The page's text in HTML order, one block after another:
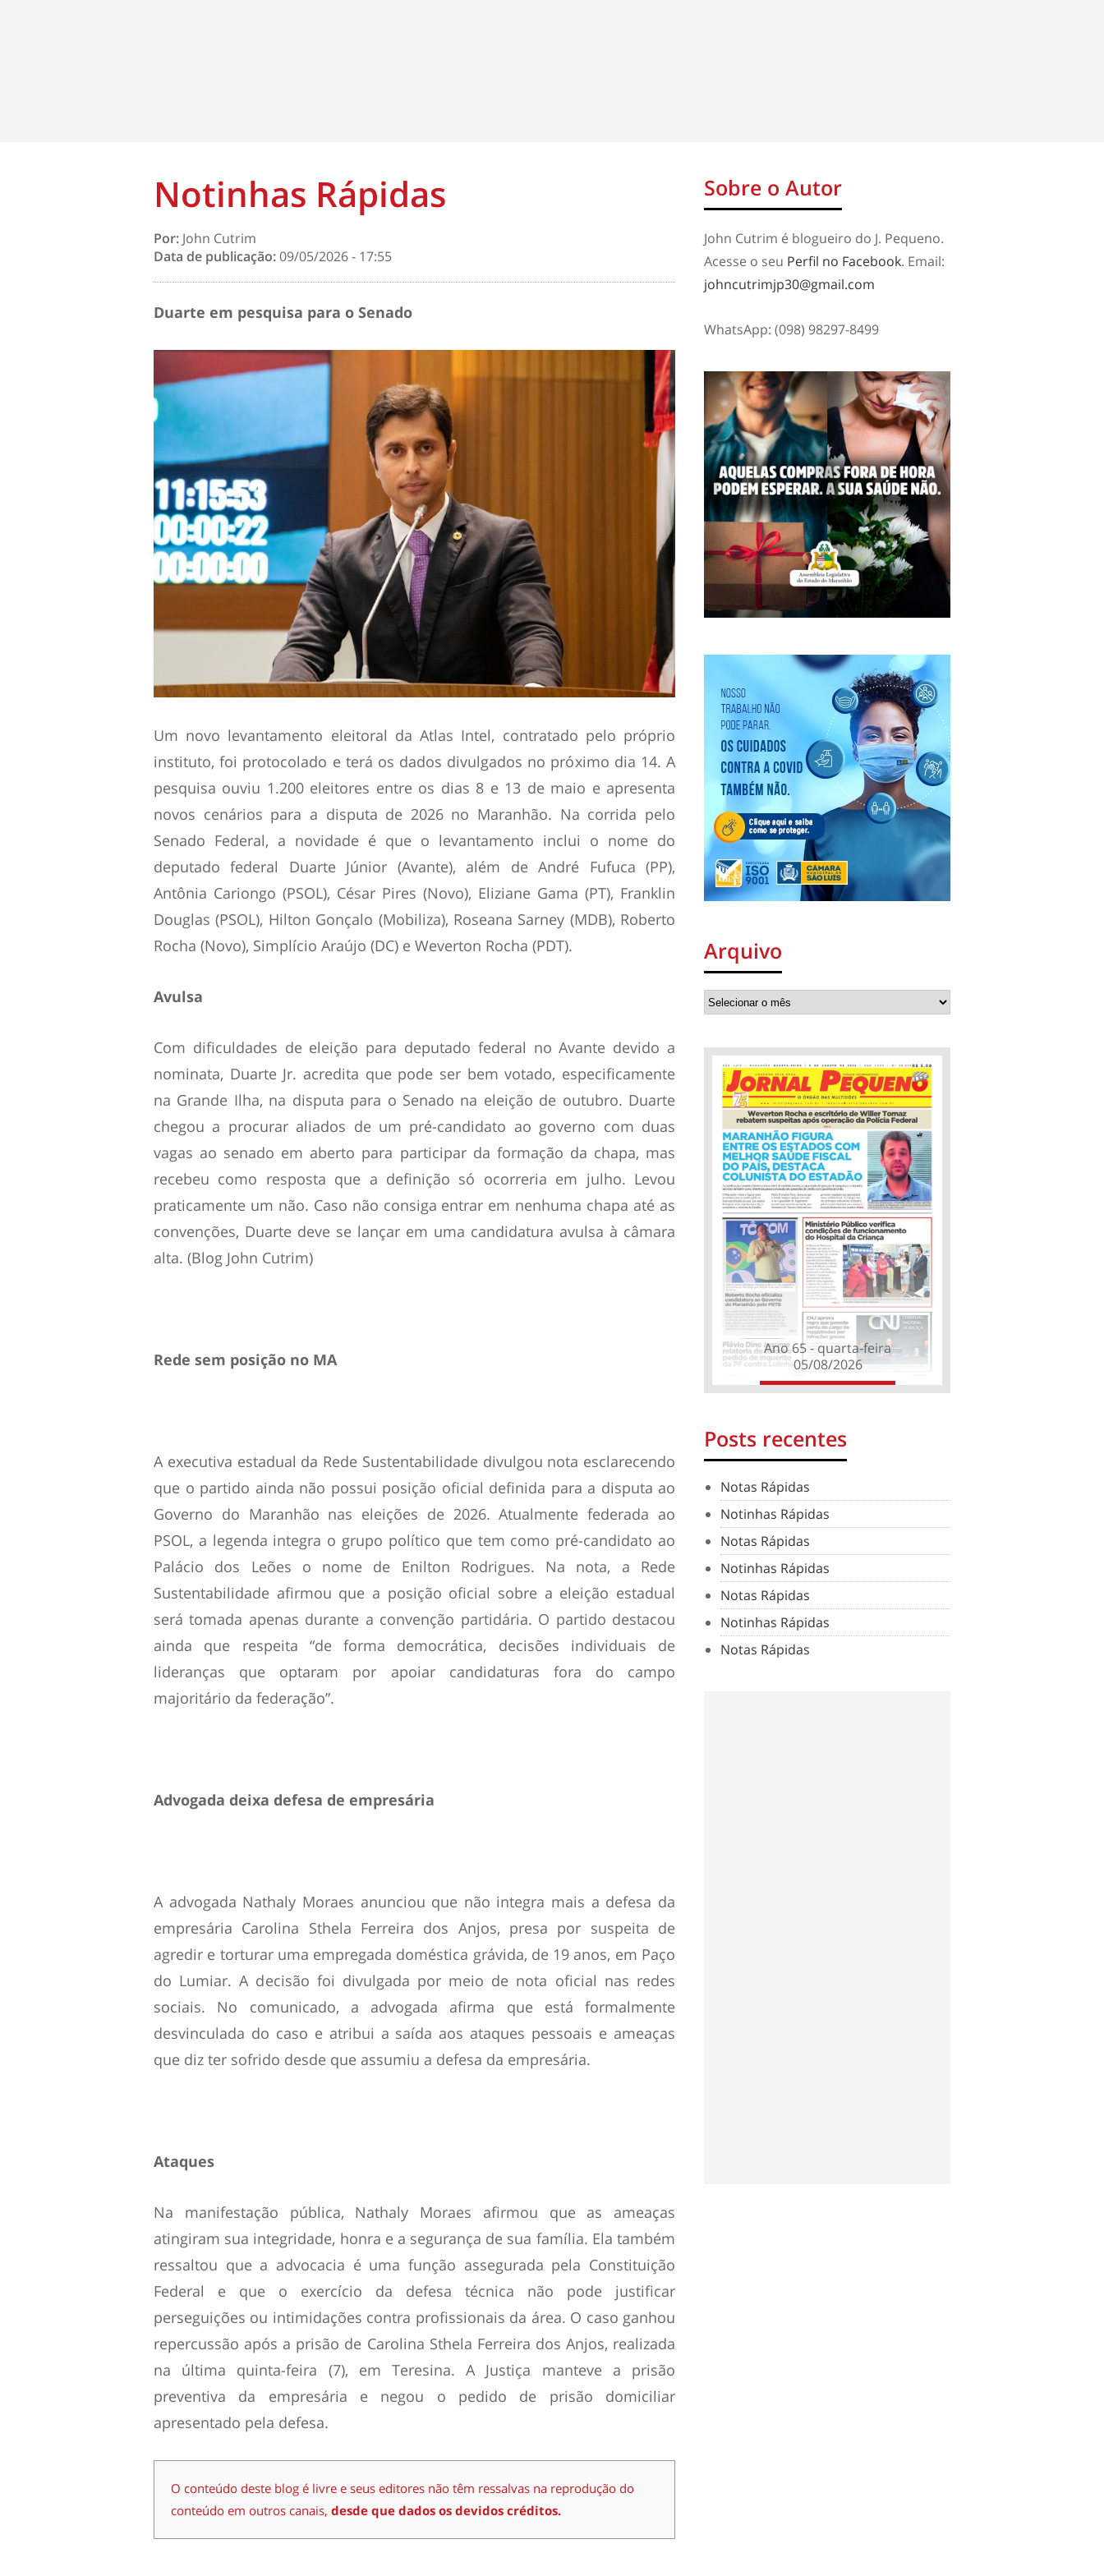
Notinhas Rápidas
Por: John Cutrim
Data de publicação:09/05/2026 - 17:55
Duarte em pesquisa para o Senado
Um novo levantamento eleitoral da Atlas Intel, contratado pelo próprio
instituto, foi protocolado e terá os dados divulgados no próximo dia 14. A
pesquisa ouviu 1.200 eleitores entre os dias 8 e 13 de maio e apresenta
novos cenários para a disputa de 2026 no Maranhão. Na corrida pelo
Senado Federal, a novidade é que o levantamento inclui o nome do
deputado federal Duarte Júnior (Avante), além de André Fufuca (PP),
Antônia Cariongo (PSOL), César Pires (Novo), Eliziane Gama (PT), Franklin
Douglas (PSOL), Hilton Gonçalo (Mobiliza), Roseana Sarney (MDB), Roberto
Rocha (Novo), Simplício Araújo (DC) e Weverton Rocha (PDT).
Avulsa
Com dificuldades de eleição para deputado federal no Avante devido a
nominata, Duarte Jr. acredita que pode ser bem votado, especificamente
na Grande Ilha, na disputa para o Senado na eleição de outubro. Duarte
chegou a procurar aliados de um pré-candidato ao governo com duas
vagas ao senado em aberto para participar da formação da chapa, mas
recebeu como resposta que a definição só ocorreria em julho. Levou
praticamente um não. Caso não consiga entrar em nenhuma chapa até as
convenções, Duarte deve se lançar em uma candidatura avulsa à câmara
alta. (Blog John Cutrim)
Rede sem posição no MA
A executiva estadual da Rede Sustentabilidade divulgou nota esclarecendo
que o partido ainda não possui posição oficial definida para a disputa ao
Governo do Maranhão nas eleições de 2026. Atualmente federada ao
PSOL, a legenda integra o grupo político que tem como pré-candidato ao
Palácio dos Leões o nome de Enilton Rodrigues. Na nota, a Rede
Sustentabilidade afirmou que a posição oficial sobre a eleição estadual
será tomada apenas durante a convenção partidária. O partido destacou
ainda que respeita “de forma democrática, decisões individuais de
lideranças que optaram por apoiar candidaturas fora do campo
majoritário da federação”.
Advogada deixa defesa de empresária
A advogada Nathaly Moraes anunciou que não integra mais a defesa da
empresária Carolina Sthela Ferreira dos Anjos, presa por suspeita de
agredir e torturar uma empregada doméstica grávida, de 19 anos, em Paço
do Lumiar. A decisão foi divulgada por meio de nota oficial nas redes
sociais. No comunicado, a advogada afirma que está formalmente
desvinculada do caso e atribui a saída aos ataques pessoais e ameaças
que diz ter sofrido desde que assumiu a defesa da empresária.
Ataques
Na manifestação pública, Nathaly Moraes afirmou que as ameaças
atingiram sua integridade, honra e a segurança de sua família. Ela também
ressaltou que a advocacia é uma função assegurada pela Constituição
Federal e que o exercício da defesa técnica não pode justificar
perseguições ou intimidações contra profissionais da área. O caso ganhou
repercussão após a prisão de Carolina Sthela Ferreira dos Anjos, realizada
na última quinta-feira (7), em Teresina. A Justiça manteve a prisão
preventiva da empresária e negou o pedido de prisão domiciliar
apresentado pela defesa.
O conteúdo deste blog é livre e seus editores não têm ressalvas na reprodução do
conteúdo em outros canais, desde que dados os devidos créditos.
Sobre o Autor
John Cutrim é blogueiro do J. Pequeno.
Acesse o seu Perfil no Facebook. Email:
johncutrimjp30@gmail.com
WhatsApp: (098) 98297-8499
Arquivo
Ano 65 - quarta-feira
05/08/2026
Posts recentes
Notas Rápidas
Notinhas Rápidas
Notas Rápidas
Notinhas Rápidas
Notas Rápidas
Notinhas Rápidas
Notas Rápidas